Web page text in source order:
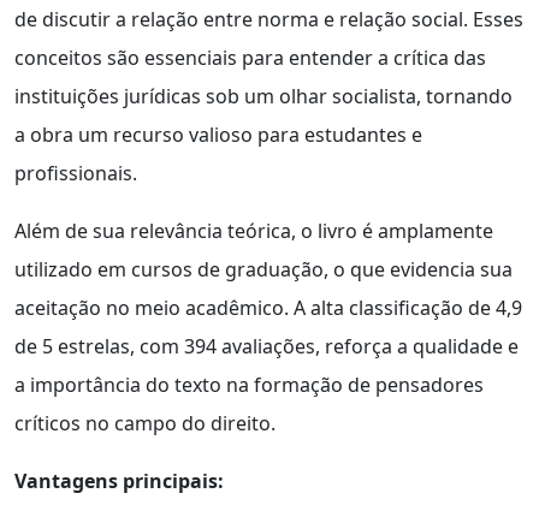
de discutir a relação entre norma e relação social. Esses
conceitos são essenciais para entender a crítica das
instituições jurídicas sob um olhar socialista, tornando
a obra um recurso valioso para estudantes e
profissionais.
Além de sua relevância teórica, o livro é amplamente
utilizado em cursos de graduação, o que evidencia sua
aceitação no meio acadêmico. A alta classificação de 4,9
de 5 estrelas, com 394 avaliações, reforça a qualidade e
a importância do texto na formação de pensadores
críticos no campo do direito.
Vantagens principais: